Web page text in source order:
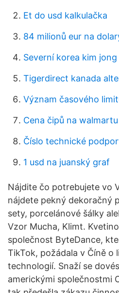
Et do usd kalkulačka
84 milionů eur na
Severní korea kim
Tigerdirect kanada
Význam časového
Cena čipů na walmartu
Číslo technické
1 usd na juanský graf
Nájdite čo potrebujete vo
nájdete pekný dekoračný
sety, porcelánové šálky
Vzor Mucha, Klimt.
společnost ByteDance,
TikTok, požádala v Číně o
technologií. Snaží se
americkými společnostmi